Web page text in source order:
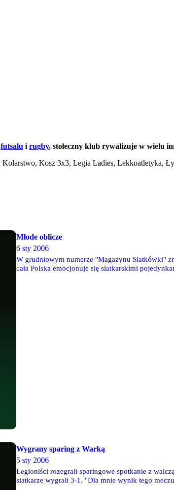
futsalu i rugby, stołeczny klub rywalizuje w wielu
Kosz 3x3, Legia Ladies, Lekkoatletyka,
Młode oblicze
6 sty 2006
W grudniowym numerze "Magazynu Siatkówki"
cała Polska emocjonuje się siatkarskimi
Wygrany sparing z Warką
5 sty 2006
Legioniści rozegrali sparingowe spotkanie z
siatkarze wygrali 3-1. "Dla mnie wynik tego